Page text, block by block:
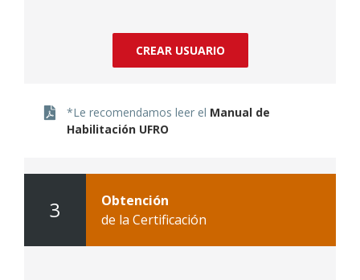
CREAR USUARIO
*Le recomendamos leer el Manual de
Habilitación UFRO
3
Obtención
de la Certificación